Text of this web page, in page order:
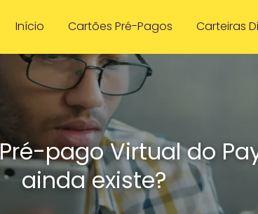
Início Cartões Pré-Pagos Carteiras
pago Virtual do
ainda existe?